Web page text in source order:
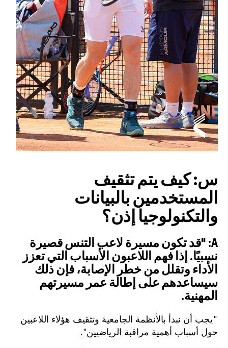
س: كيف يتم تثقيف
المستخدمين بالبيانات
والتكنولوجيا إذن؟
A:
"قد تكون مسيرة لاعب التنس قصيرة
نسبيًا. إذا فهم اللاعبون الأسباب التي تعزز
الأداء وتقلل من خطر الإصابة، فإن ذلك
سيساعدهم على إطالة عمر مسيرتهم
المهنية.
"يجب أن نبدأ بالأنظمة الجامعية وتثقيف هؤلاء اللاعبين
حول أسباب أهمية مراقبة الرياضيين".